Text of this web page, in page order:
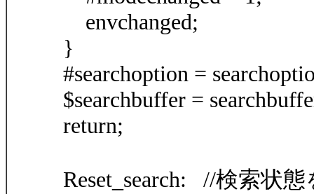
envchanged;
}
#searchoption =
$searchbuffer =
return;
Reset_search: //検索状